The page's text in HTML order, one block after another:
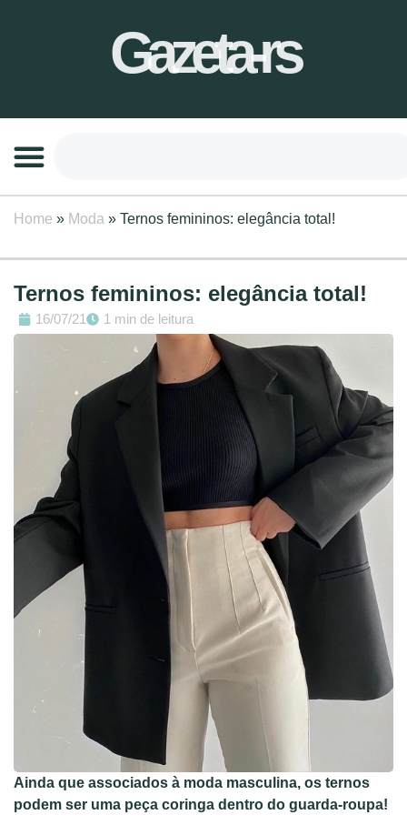
Gazeta-rs
Home » Moda » Ternos femininos: elegância total!
Ternos femininos: elegância total!
16/07/21 1 min de leitura
Ainda que associados à moda masculina, os ternos
podem ser uma peça coringa dentro do guarda-roupa!